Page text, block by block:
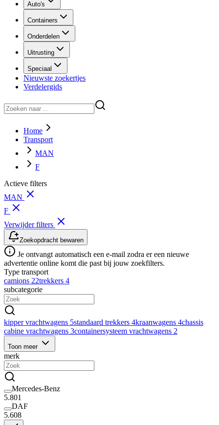
Auto's
Containers
Onderdelen
Uitrusting
Speciaal
Nieuwste zoekertjes
Verdelergids
Home
Transport
MAN
F
Actieve filters
MAN
F
Verwijder filters
Zoekopdracht bewaren
Je ontvangt automatisch een e-mail zodra er een nieuwe
advertentie online komt die past bij jouw zoekfilters.
Type transport
camions 22trekkers 4
subcategorie
kipper vrachtwagens 5standaard trekkers 4kraanwagens 4chassis
cabine vrachtwagens 3containersysteem vrachtwagens 2
Toon meer
merk
Mercedes-Benz
5.801
DAF
5.608